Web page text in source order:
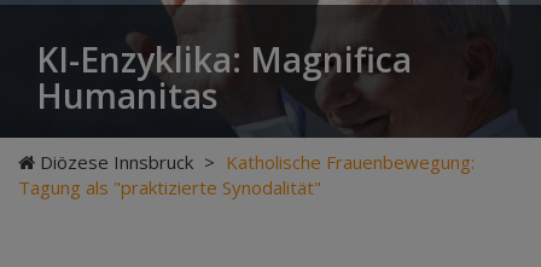
KI-Enzyklika: Magnifica
Humanitas
Diözese Innsbruck > Katholische Frauenbewegung:
Tagung als "praktizierte Synodalität"